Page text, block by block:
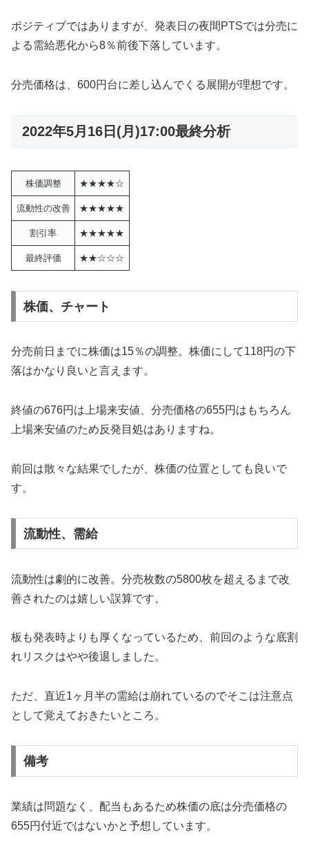
ポジティブではありますが、発表日の夜間PTSでは分売に
よる需給悪化から8％前後下落しています。
分売価格は、600円台に差し込んでくる展開が理想です。
2022年5月16日(月)17:00最終分析
株価調整 ★★★★☆
流動性の改善 ★★★★★
割引率 ★★★★★
最終評価 ★★☆☆☆
株価、チャート
分売前日までに株価は15％の調整。株価にして118円の下
落はかなり良いと言えます。
終値の676円は上場来安値、分売価格の655円はもちろん
上場来安値のため反発目処はありますね。
前回は散々な結果でしたが、株価の位置としても良いで
す。
流動性、需給
流動性は劇的に改善。分売枚数の5800枚を超えるまで改
善されたのは嬉しい誤算です。
板も発表時よりも厚くなっているため、前回のような底割
れリスクはやや後退しました。
ただ、直近1ヶ月半の需給は崩れているのでそこは注意点
として覚えておきたいところ。
備考
業績は問題なく、配当もあるため株価の底は分売価格の
655円付近ではないかと予想しています。